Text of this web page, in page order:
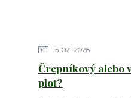
15 02 2026
Črepníkový alebo
plot?